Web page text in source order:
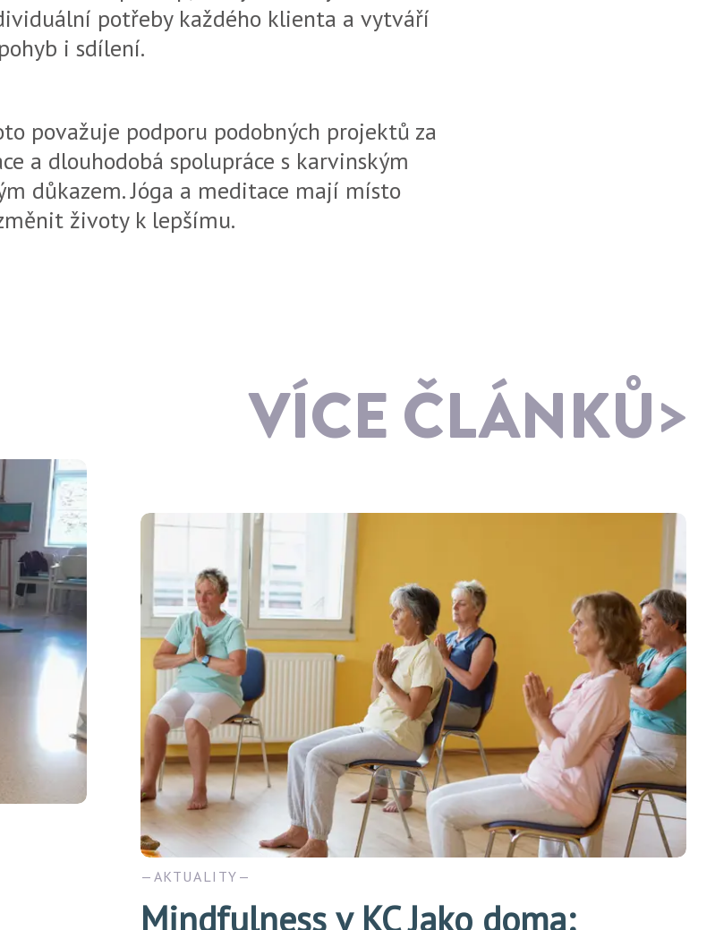
potřeby každého klienta a vytváří
i sdílení.
považuje podporu podobných projektů za
a dlouhodobá spolupráce s karvinským
důkazem. Jóga a meditace mají místo
životy k lepšímu.
AKTUALITY
Mindfulness v KC Jako doma:
VÍCE ČLÁNKŮ